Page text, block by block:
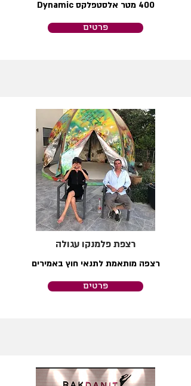
400 מטר אלסטפלקס Dynamic
פרטים
רצפת פלמנקו עגולה
רצפה מותאמת לתנאי חוץ באמירים
פרטים